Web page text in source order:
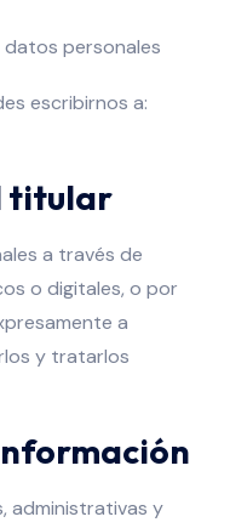
personales
escribirnos a:
titular
a través de
o digitales, o por
a
y tratarlos
administrativas y